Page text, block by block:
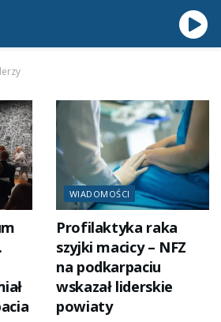
WIADOMOŚCI
Profilaktyka raka
szyjki macicy – NFZ
na podkarpaciu
wskazał liderskie
powiaty